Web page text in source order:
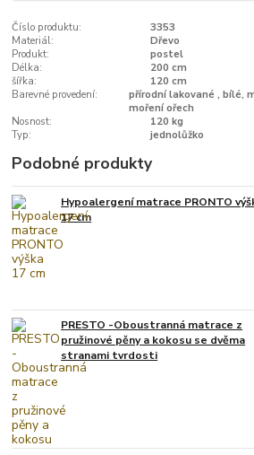
Číslo produktu:
3353
Materiál:
Dřevo
Produkt:
postel
Délka:
200 cm
šířka:
120 cm
Barevné provedení:
přírodní lakované , bílé,
moření ořech
Nosnost:
120 kg
Typ:
jednolůžko
Podobné produkty
Hypoalergení matrace PRONTO
17 cm
PRESTO -Oboustranná matrace z
pružinové pěny a kokosu se dvěma
stranami tvrdosti